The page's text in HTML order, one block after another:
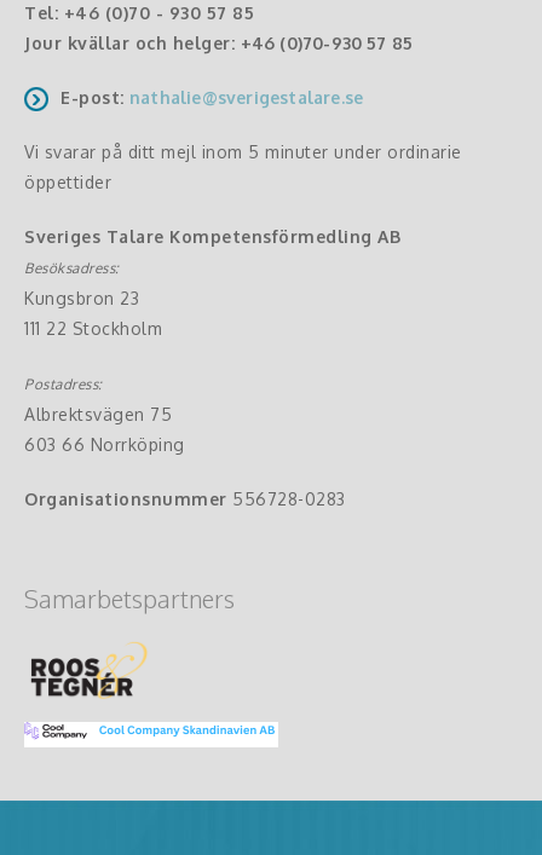
Tel: +46 (0)70 - 930 57 85
Jour kvällar och helger: +46 (0)70-930 57 85
E-post: nathalie@sverigestalare.se
Vi svarar på ditt mejl inom 5 minuter under ordinarie
öppettider
Sveriges Talare Kompetensförmedling AB
Besöksadress:
Kungsbron 23
111 22 Stockholm
Postadress:
Albrektsvägen 75
603 66 Norrköping
Organisationsnummer 556728-0283
Samarbetspartners